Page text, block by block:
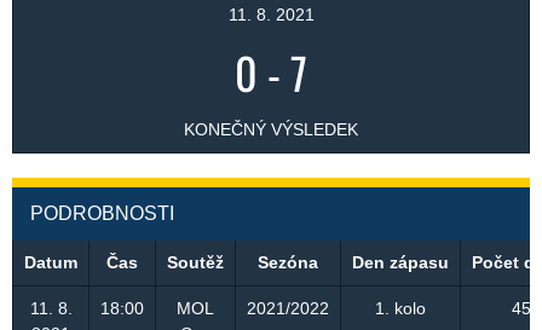
11. 8. 2021
0 -7
KONEČNÝ VÝSLEDEK
PODROBNOSTI
Datum Čas Soutěž Sezóna Den zápasu Počet
11. 8.
18:00
MOL
2021/2022 1. kolo 450